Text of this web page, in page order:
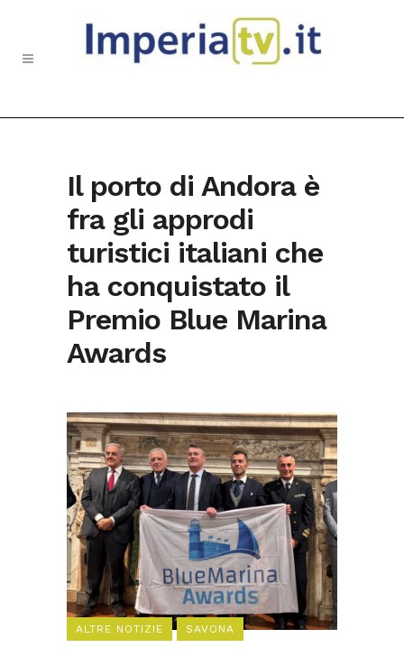
Il porto di Andora è
fra gli approdi
turistici italiani che
ha conquistato il
Premio Blue Marina
Awards
ALTRE NOTIZIE SAVONA